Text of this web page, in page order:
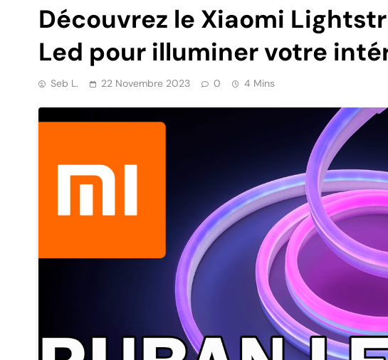
Découvrez le Xiaomi
Led pour illuminer votre
Seb L. 22 Novembre 2023 0 4 Mins